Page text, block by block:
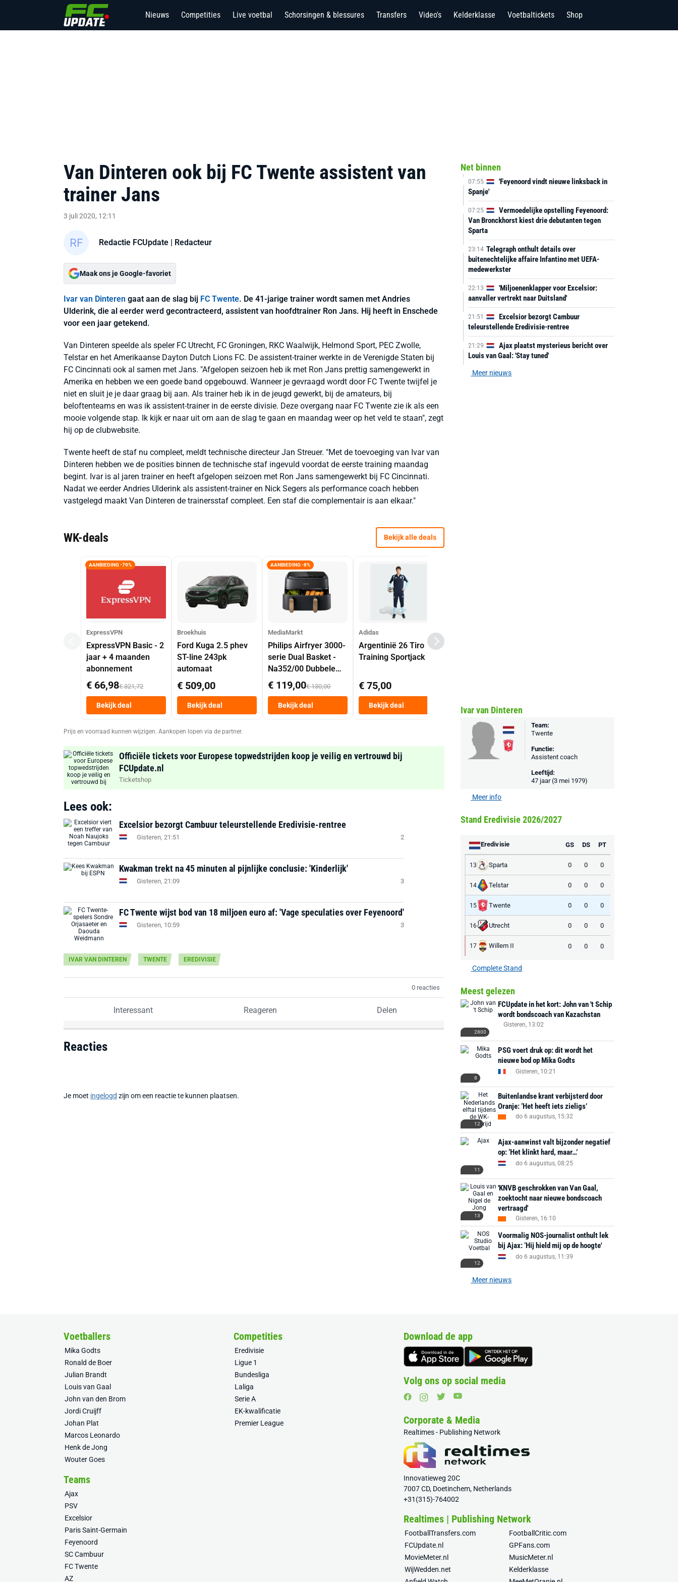
Nieuws Competities Live voetbal Schorsingen & blessures Transfers Video's Kelderklasse Voetbaltickets Shop
Van Dinteren ook bij FC Twente assistent van
trainer Jans
3 juli 2020, 12:11
Redactie FCUpdate | Redacteur
Maak ons je Google-favoriet
Ivar van Dinteren gaat aan de slag bij FC Twente. De 41-jarige trainer wordt samen met Andries
Ulderink, die al eerder werd gecontracteerd, assistent van hoofdtrainer Ron Jans. Hij heeft in Enschede
voor een jaar getekend.
Van Dinteren speelde als speler FC Utrecht, FC Groningen, RKC Waalwijk, Helmond Sport, PEC Zwolle,
Telstar en het Amerikaanse Dayton Dutch Lions FC. De assistent-trainer werkte in de Verenigde Staten bij
FC Cincinnati ook al samen met Jans. "Afgelopen seizoen heb ik met Ron Jans prettig samengewerkt in
Amerika en hebben we een goede band opgebouwd. Wanneer je gevraagd wordt door FC Twente twijfel je
niet en sluit je je daar graag bij aan. Als trainer heb ik in de jeugd gewerkt, bij de amateurs, bij
beloftenteams en was ik assistent-trainer in de eerste divisie. Deze overgang naar FC Twente zie ik als een
mooie volgende stap. Ik kijk er naar uit om aan de slag te gaan en maandag weer op het veld te staan", zegt
hij op de clubwebsite.
Twente heeft de staf nu compleet, meldt technische directeur Jan Streuer. "Met de toevoeging van Ivar van
Dinteren hebben we de posities binnen de technische staf ingevuld voordat de eerste training maandag
begint. Ivar is al jaren trainer en heeft afgelopen seizoen met Ron Jans samengewerkt bij FC Cincinnati.
Nadat we eerder Andries Ulderink als assistent-trainer en Nick Segers als performance coach hebben
vastgelegd maakt Van Dinteren de trainersstaf compleet. Een staf die complementair is aan elkaar."
WK-deals Bekijk alle deals
AANBIEDING -79%
ExpressVPN
ExpressVPN Basic - 2
jaar + 4 maanden
abonnement
€ 66,98€ 321,72
Bekijk deal
Broekhuis
Ford Kuga 2.5 phev
ST-line 243pk
automaat
€ 509,00
Bekijk deal
AANBIEDING -8%
MediaMarkt
Philips Airfryer 3000-
serie Dual Basket -
Na352/00 Dubbele
Mand 9 L Tot 6
Personen
Heteluchtfriteuse
Zwart
€ 119,00€ 130,00
Bekijk deal
Adidas
Argentinië 26 Tiro
Training Sportjack
€ 75,00
Bekijk deal Bekijk deal
Prijs en voorraad kunnen wijzigen. Aankopen lopen via de partner.
Officiële tickets voor Europese topwedstrijden koop je veilig en vertrouwd bij
FCUpdate.nl
Ticketshop
Lees ook:
Excelsior bezorgt Cambuur teleurstellende Eredivisie-rentree
Gisteren, 21:51 2
Kwakman trekt na 45 minuten al pijnlijke conclusie: 'Kinderlijk'
Gisteren, 21:09 3
FC Twente wijst bod van 18 miljoen euro af: 'Vage speculaties over Feyenoord'
Gisteren, 10:59 3
IVAR VAN DINTEREN TWENTE EREDIVISIE
0 reacties
Interessant Reageren Delen
Reacties
Je moet ingelogd zijn om een reactie te kunnen plaatsen.
Net binnen
07:55
'Feyenoord vindt nieuwe linksback in
Spanje'
07:25
Vermoedelijke opstelling Feyenoord:
Van Bronckhorst kiest drie debutanten tegen
Sparta
23:14 Telegraph onthult details over
buitenechtelijke affaire Infantino met UEFA-
medewerkster
22:13
'Miljoenenklapper voor Excelsior:
aanvaller vertrekt naar Duitsland'
21:51
Excelsior bezorgt Cambuur
teleurstellende Eredivisie-rentree
21:29
Ajax plaatst mysterieus bericht over
Louis van Gaal: 'Stay tuned'
Meer nieuws
Ivar van Dinteren
Team:
Twente
Functie:
Assistent coach
Leeftijd:
47 jaar (3 mei 1979)
Meer info
Stand Eredivisie 2026/2027
Eredivisie GS DS PT
13 Sparta 0 0 0
14 Telstar 0 0 0
15 Twente 0 0 0
16 Utrecht 0 0 0
17 Willem II 0 0 0
Complete Stand
Meest gelezen
2800
FCUpdate in het kort: John van 't Schip
wordt bondscoach van Kazachstan
Gisteren, 13:02
8
PSG voert druk op: dit wordt het
nieuwe bod op Mika Godts
Gisteren, 10:21
12
Buitenlandse krant verbijsterd door
Oranje: ‘Het heeft iets zieligs’
do 6 augustus, 15:32
11
Ajax-aanwinst valt bijzonder negatief
op: ‘Het klinkt hard, maar…’
do 6 augustus, 08:25
13
'KNVB geschrokken van Van Gaal,
zoektocht naar nieuwe bondscoach
vertraagd'
Gisteren, 16:10
12
Voormalig NOS-journalist onthult lek
bij Ajax: ‘Hij hield mij op de hoogte'
do 6 augustus, 11:39
Meer nieuws
Voetballers
Mika Godts
Ronald de Boer
Julian Brandt
Louis van Gaal
John van den Brom
Jordi Cruijff
Johan Plat
Marcos Leonardo
Henk de Jong
Wouter Goes
Competities
Eredivisie
Ligue 1
Bundesliga
Laliga
Serie A
EK-kwalificatie
Premier League
Teams
Ajax
PSV
Excelsior
Paris Saint-Germain
Feyenoord
SC Cambuur
FC Twente
AZ
Download de app
Volg ons op social media
Corporate & Media
Realtimes - Publishing Network
Innovatieweg 20C
7007 CD, Doetinchem, Netherlands
+31(315)-764002
Realtimes | Publishing Network
FootballTransfers.com
FootballCritic.com
FCUpdate.nl
GPFans.com
MovieMeter.nl
MusicMeter.nl
WijWedden.net
Kelderklasse